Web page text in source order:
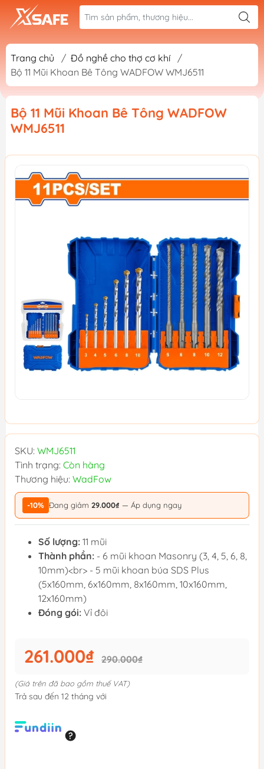
Trang chủ / Đồ nghề cho thợ cơ khí
/
Bộ 11 Mũi Khoan Bê Tông WADFOW WMJ6511
Bộ 11 Mũi Khoan Bê Tông WADFOW
WMJ6511
SKU: WMJ6511
Tình trạng: Còn hàng
Thương hiệu: WadFow
-10% Đang giảm 29.000₫ — Áp dụng ngay
Số lượng: 11 mũi
Thành phần: - 6 mũi khoan Masonry (3, 4, 5, 6, 8,
10mm)<br> - 5 mũi khoan búa SDS Plus
(5x160mm, 6x160mm, 8x160mm, 10x160mm,
12x160mm)
Đóng gói: Vỉ đôi
261.000₫ 290.000₫
(Giá trên đã bao gồm thuế VAT)
Trả sau đến 12 tháng với